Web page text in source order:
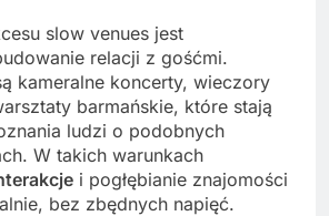
slow venues jest
relacji z gośćmi.
kameralne koncerty, wieczory
barmańskie, które stają
ludzi o podobnych
W takich warunkach
i pogłębianie znajomości
bez zbędnych napięć.